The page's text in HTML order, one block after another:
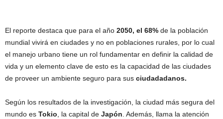
El reporte destaca que para el año 2050, el 68% de la población
mundial vivirá en ciudades y no en poblaciones rurales, por lo cual
el manejo urbano tiene un rol fundamentar en definir la calidad de
vida y un elemento clave de esto es la capacidad de las ciudades
de proveer un ambiente seguro para sus ciudadadanos.
Según los resultados de la investigación, la ciudad más segura del
mundo es Tokio , la capital de Japón . Además, llama la atención